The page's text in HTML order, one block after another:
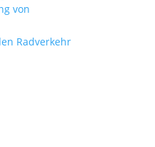
von
Radverkehr